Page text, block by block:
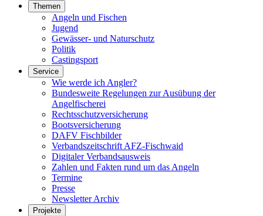
Themen
Angeln und Fischen
Jugend
Gewässer- und Naturschutz
Politik
Castingsport
Service
Wie werde ich Angler?
Bundesweite Regelungen zur Ausübung der
Angelfischerei
Rechtsschutzversicherung
Bootsversicherung
DAFV Fischbilder
Verbandszeitschrift AFZ-Fischwaid
Digitaler Verbandsausweis
Zahlen und Fakten rund um das Angeln
Termine
Presse
Newsletter Archiv
Projekte